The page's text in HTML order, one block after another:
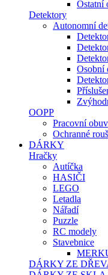
Ostatní
Detektory
Autonomní
Osobní
OOPP
Pracovní obuv
Ochranné
DÁRKY
Hračky
Autíčka
HASIČI
LEGO
Letadla
Nářadí
Puzzle
RC modely
Stavebnice
DÁRKY ZE